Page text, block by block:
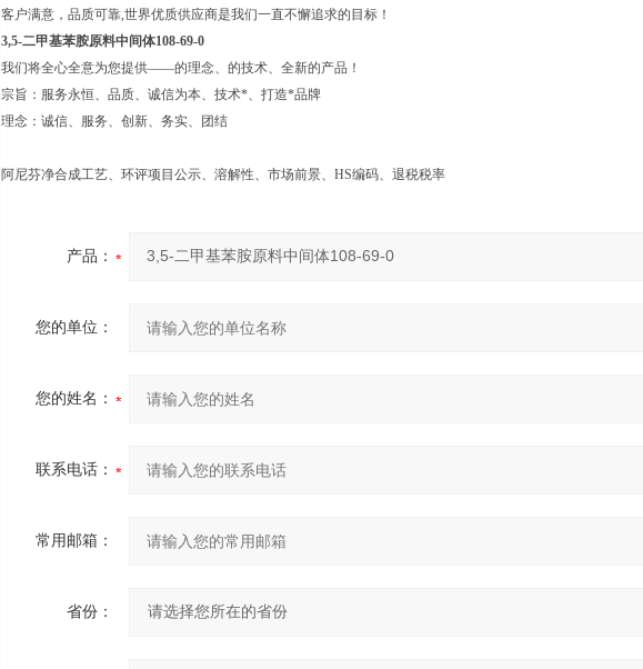
客户满意，品质可靠,世界优质供应商是我们一直不懈追求的目标！
3,5-二甲基苯胺原料中间体108-69-0
我们将全心全意为您提供——的理念、的技术、全新的产品！
宗旨：服务永恒、品质、诚信为本、技术*、打造*品牌
理念：诚信、服务、创新、务实、团结
阿尼芬净合成工艺、环评项目公示、溶解性、市场前景、HS编码、退税税率
产品：
您的单位：
您的姓名：
联系电话：
常用邮箱：
省份：